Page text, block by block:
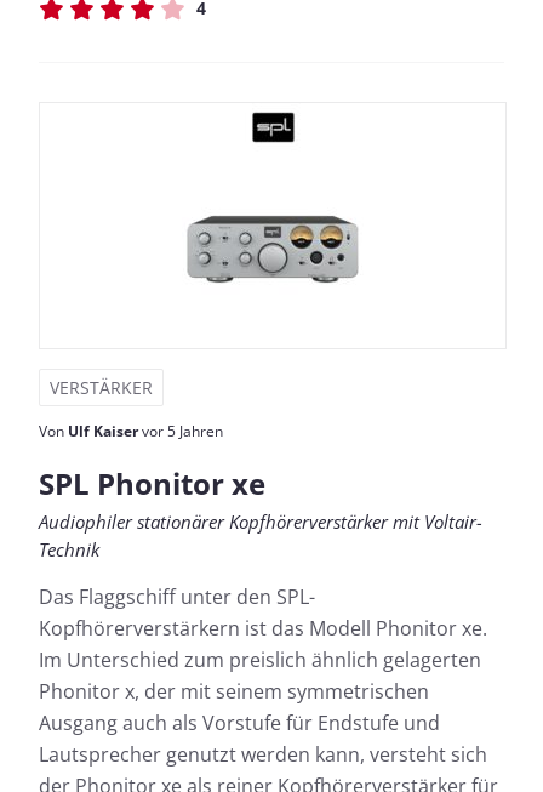
4
VERSTÄRKER
Von Ulf Kaiservor 5 Jahren
SPL Phonitor xe
Audiophiler stationärer Kopfhörerverstärker mit Voltair-
Technik
Das Flaggschiff unter den SPL-
Kopfhörerverstärkern ist das Modell Phonitor xe.
Im Unterschied zum preislich ähnlich gelagerten
Phonitor x, der mit seinem symmetrischen
Ausgang auch als Vorstufe für Endstufe und
Lautsprecher genutzt werden kann, versteht sich
der Phonitor xe als reiner Kopfhörerverstärker für